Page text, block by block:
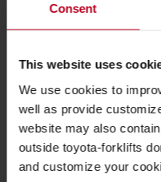
Consent
This website uses
We use cookies to
well as provide
website may also
outside toyota-forklifts
and customize your
Housse de siège
housse de siège
adaptable
Augmente la durée
de vie de votre siège